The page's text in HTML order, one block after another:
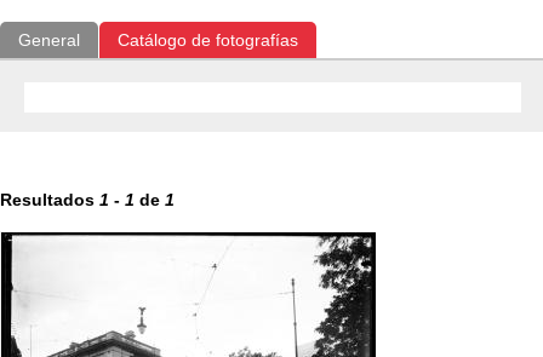
General Catálogo de fotografías
Resultados 1 - 1 de 1